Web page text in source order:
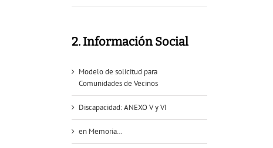
2. Información Social
Modelo de solicitud para
Comunidades de Vecinos
Discapacidad: ANEXO V y VI
en Memoria…